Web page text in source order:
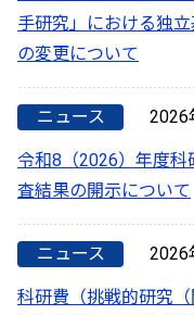
手研究」における独
の変更について
ニュース 2026
令和8（2026）年度
査結果の開示について
ニュース 2026
科研費（挑戦的研究